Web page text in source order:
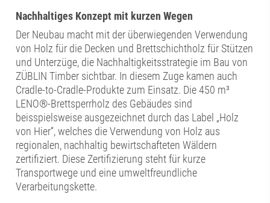
Nachhaltiges Konzept mit kurzen Wegen
Der Neubau macht mit der überwiegenden Verwendung
von Holz für die Decken und Brettschichtholz für Stützen
und Unterzüge, die Nachhaltigkeitsstrategie im Bau von
ZÜBLIN Timber sichtbar. In diesem Zuge kamen auch
Cradle-to-Cradle-Produkte zum Einsatz. Die 450 m³
LENO®-Brettsperrholz des Gebäudes sind
beisspielsweise ausgezeichnet durch das Label „Holz
von Hier“, welches die Verwendung von Holz aus
regionalen, nachhaltig bewirtschafteten Wäldern
zertifiziert. Diese Zertifizierung steht für kurze
Transportwege und eine umweltfreundliche
Verarbeitungskette.